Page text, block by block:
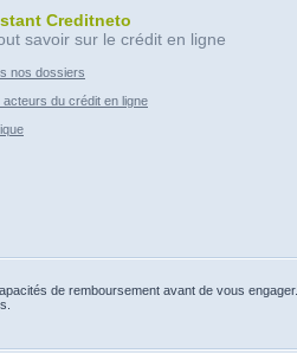
Creditneto
savoir sur le crédit en ligne
nos dossiers
acteurs du crédit en ligne
de remboursement avant de vous engager.